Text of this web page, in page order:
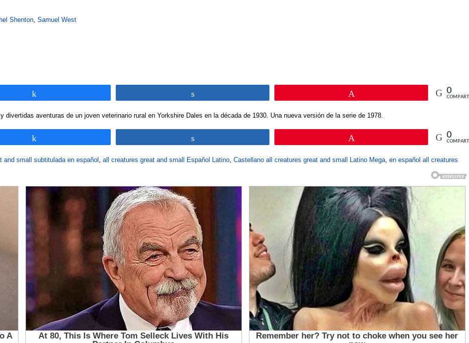
Shenton, Samuel West
0
divertidas aventuras de un joven veterinario rural en Yorkshire Dales en la década de 1930. Una nueva versión de la serie de 1978.
0
and small subtitulada en español , all creatures great and small Español Latino, Castellano all creatures great and small Latino Mega, en español all creatures